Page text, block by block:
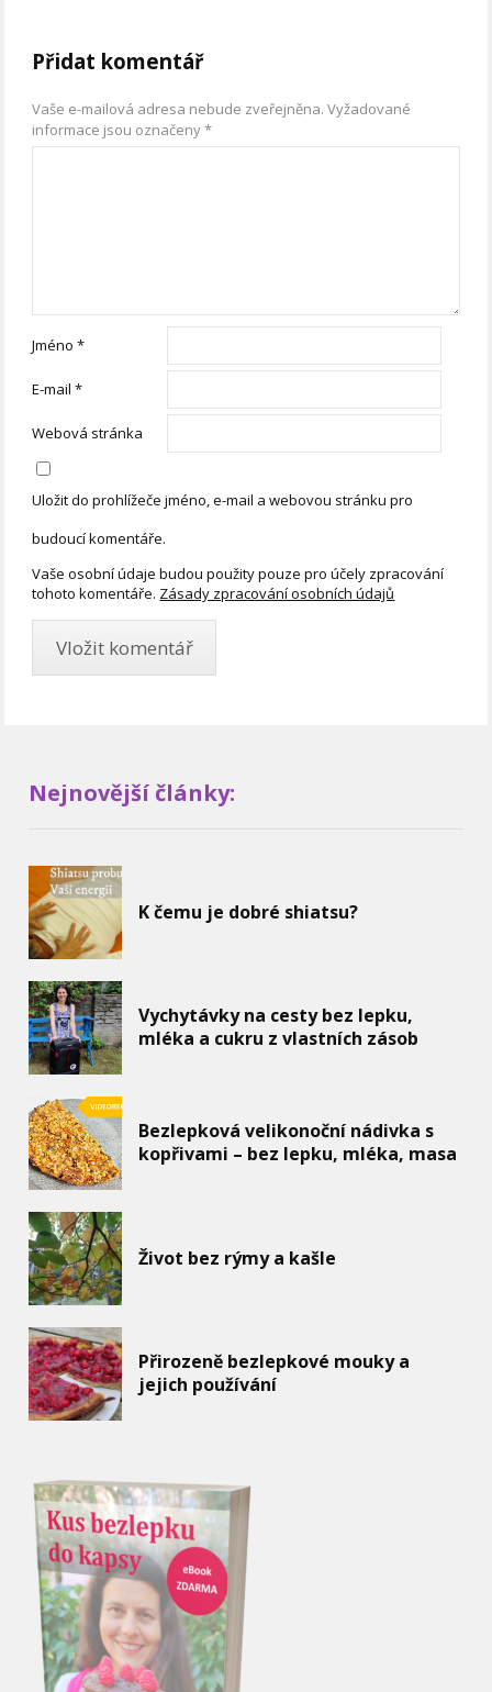
Přidat komentář
Vaše e-mailová adresa nebude zveřejněna. Vyžadované
informace jsou označeny*
Jméno*
E-mail*
Webová stránka
Uložit do prohlížeče jméno, e-mail a webovou stránku pro
budoucí komentáře.
Vaše osobní údaje budou použity pouze pro účely zpracování
tohoto komentáře. Zásady zpracování osobních údajů
Nejnovější články:
K čemu je dobré shiatsu?
Vychytávky na cesty bez lepku,
mléka a cukru z vlastních zásob
Bezlepková velikonoční nádivka s
kopřivami – bez lepku, mléka, masa
Život bez rýmy a kašle
Přirozeně bezlepkové mouky a
jejich používání